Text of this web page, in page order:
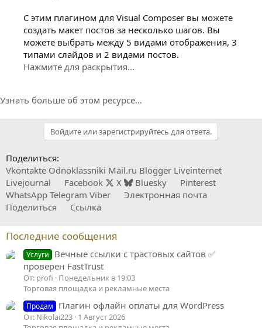
С этим плагином для Visual Composer вы можете
создать макет постов за несколько шагов. Вы
можете выбрать между 5 видами отображения, 3
типами слайдов и 2 видами постов.
Нажмите для раскрытия...
Узнать больше об этом ресурсе...
Войдите или зарегистрируйтесь для ответа.
Поделиться:
Vkontakte Odnoklassniki Mail.ru Blogger Liveinternet
Livejournal
Facebook X Bluesky
Pinterest
WhatsApp Telegram Viber
Электронная почта
Поделиться
Ссылка
Последние сообщения
Услуги
Вечные ссылки с трастовых сайтов ✅
проверен FastTrust
От: profi
Понедельник в 19:03
Торговая площадка и рекламные места
Продам Плагин офлайн оплаты для WordPress
От: Nikolai223 1 Август 2026